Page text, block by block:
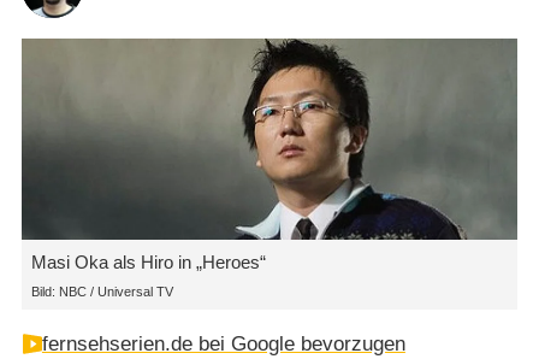
Masi Oka als Hiro in „Heroes“
Bild: NBC / Universal TV
fernsehserien.de bei Google bevorzugen